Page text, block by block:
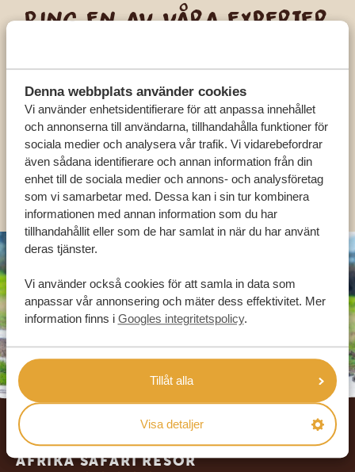
Denna webbplats använder cookies
Vi använder enhetsidentifierare för att anpassa innehållet
och annonserna till användarna, tillhandahålla funktioner för
sociala medier och analysera vår trafik. Vi vidarebefordrar
även sådana identifierare och annan information från din
enhet till de sociala medier och annons- och analysföretag
som vi samarbetar med. Dessa kan i sin tur kombinera
informationen med annan information som du har
tillhandahållit eller som de har samlat in när du har använt
deras tjänster.
Vi använder också cookies för att samla in data som
anpassar vår annonsering och mäter dess effektivitet. Mer
information finns i Googles integritetspolicy.
Tillåt alla
Visa detaljer
Ring en av våra experter
SV:+31 174 788 101
OLIKA LÄNDER
Footer
VÅRA KUNDER REKOMMENDERAR
AFRIKA SAFARI RESOR